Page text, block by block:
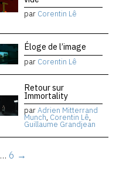
par Corentin Lê
Éloge de l’image
par Corentin Lê
Retour sur
Immortality
parAdrien Mitterrand
Munch, Corentin Lê,
Guillaume Grandjean
… 6 →